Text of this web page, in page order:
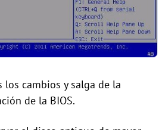
los cambios y salga de la
de la BIOS.